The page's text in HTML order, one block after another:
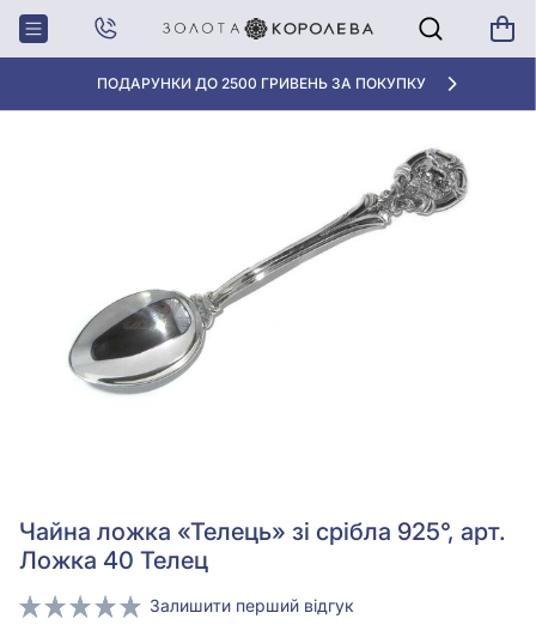
«КРАЩА ЦІНА» ВІД 5945 ГРН/ГРАМ
Головна Чайна ложка «Телець» зі срібла 925°, арт. Ложка 40 Телец
Чайна ложка «Телець» зі срібла 925°, арт.
Ложка 40 Телец
Залишити перший відгук